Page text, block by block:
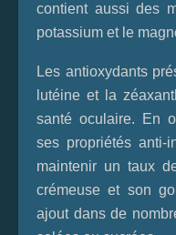
contient aussi des
potassium et le
Les antioxydants
lutéine et la
santé oculaire. En
ses propriétés anti-
maintenir un taux
crémeuse et son
ajout dans de